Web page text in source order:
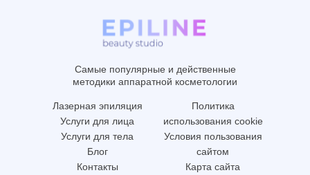
Самые популярные и действенные
методики аппаратной косметологии
Лазерная эпиляция
Услуги для лица
Услуги для тела
Блог
Контакты
Политика
использования cookie
Условия пользования
сайтом
Карта сайта